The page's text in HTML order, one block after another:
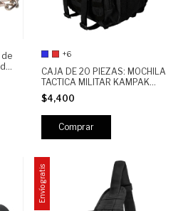
de
y
+6
CAJA DE 20 PIEZAS: MOCHILA
TACTICA MILITAR KAMPAK
EP40 25L | SEMIREPELENTE,
RESISTENTE, COMPARTIMENTO
PARA LAP TOP 17'', MOLLE Y
MULTIPLES BOLSILLOS
$4,400
Comprar
Envío gratis